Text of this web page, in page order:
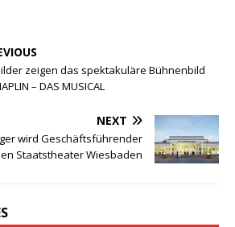
zeigen das spektakuläre Bühnenbild
– DAS MUSICAL
NEXT
wird Geschäftsführender
Staatstheater Wiesbaden